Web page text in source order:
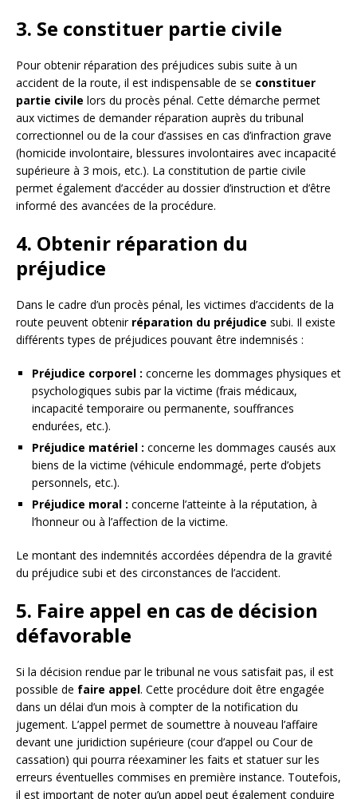
3. Se constituer partie civile
Pour obtenir réparation des préjudices subis suite à un
accident de la route, il est indispensable de se constituer
partie civile lors du procès pénal. Cette démarche permet
aux victimes de demander réparation auprès du tribunal
correctionnel ou de la cour d’assises en cas d’infraction grave
(homicide involontaire, blessures involontaires avec incapacité
supérieure à 3 mois, etc.). La constitution de partie civile
permet également d’accéder au dossier d’instruction et d’être
informé des avancées de la procédure.
4. Obtenir réparation du
préjudice
Dans le cadre d’un procès pénal, les victimes d’accidents de la
route peuvent obtenir réparation du préjudice subi. Il existe
différents types de préjudices pouvant être indemnisés :
Préjudice corporel : concerne les dommages physiques et
psychologiques subis par la victime (frais médicaux,
incapacité temporaire ou permanente, souffrances
endurées, etc.).
Préjudice matériel : concerne les dommages causés aux
biens de la victime (véhicule endommagé, perte d’objets
personnels, etc.).
Préjudice moral : concerne l’atteinte à la réputation, à
l’honneur ou à l’affection de la victime.
Le montant des indemnités accordées dépendra de la gravité
du préjudice subi et des circonstances de l’accident.
5. Faire appel en cas de décision
défavorable
Si la décision rendue par le tribunal ne vous satisfait pas, il est
possible de faire appel. Cette procédure doit être engagée
dans un délai d’un mois à compter de la notification du
jugement. L’appel permet de soumettre à nouveau l’affaire
devant une juridiction supérieure (cour d’appel ou Cour de
cassation) qui pourra réexaminer les faits et statuer sur les
erreurs éventuelles commises en première instance. Toutefois,
il est important de noter qu’un appel peut également conduire